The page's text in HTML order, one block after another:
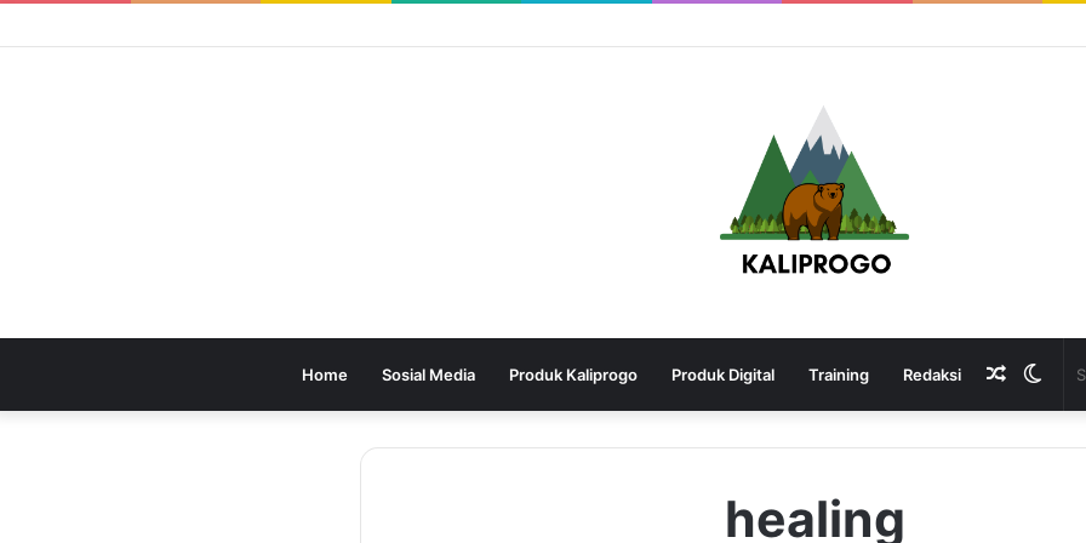
Home Sosial Media Produk Kaliprogo Produk Digital Training Redaksi
skin
Random
Article
healing